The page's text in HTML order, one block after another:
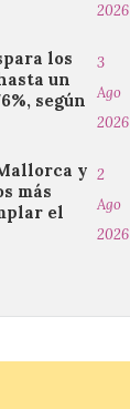
2026
los
un
según
3
Ago
2026
y
más
el
2
Ago
2026